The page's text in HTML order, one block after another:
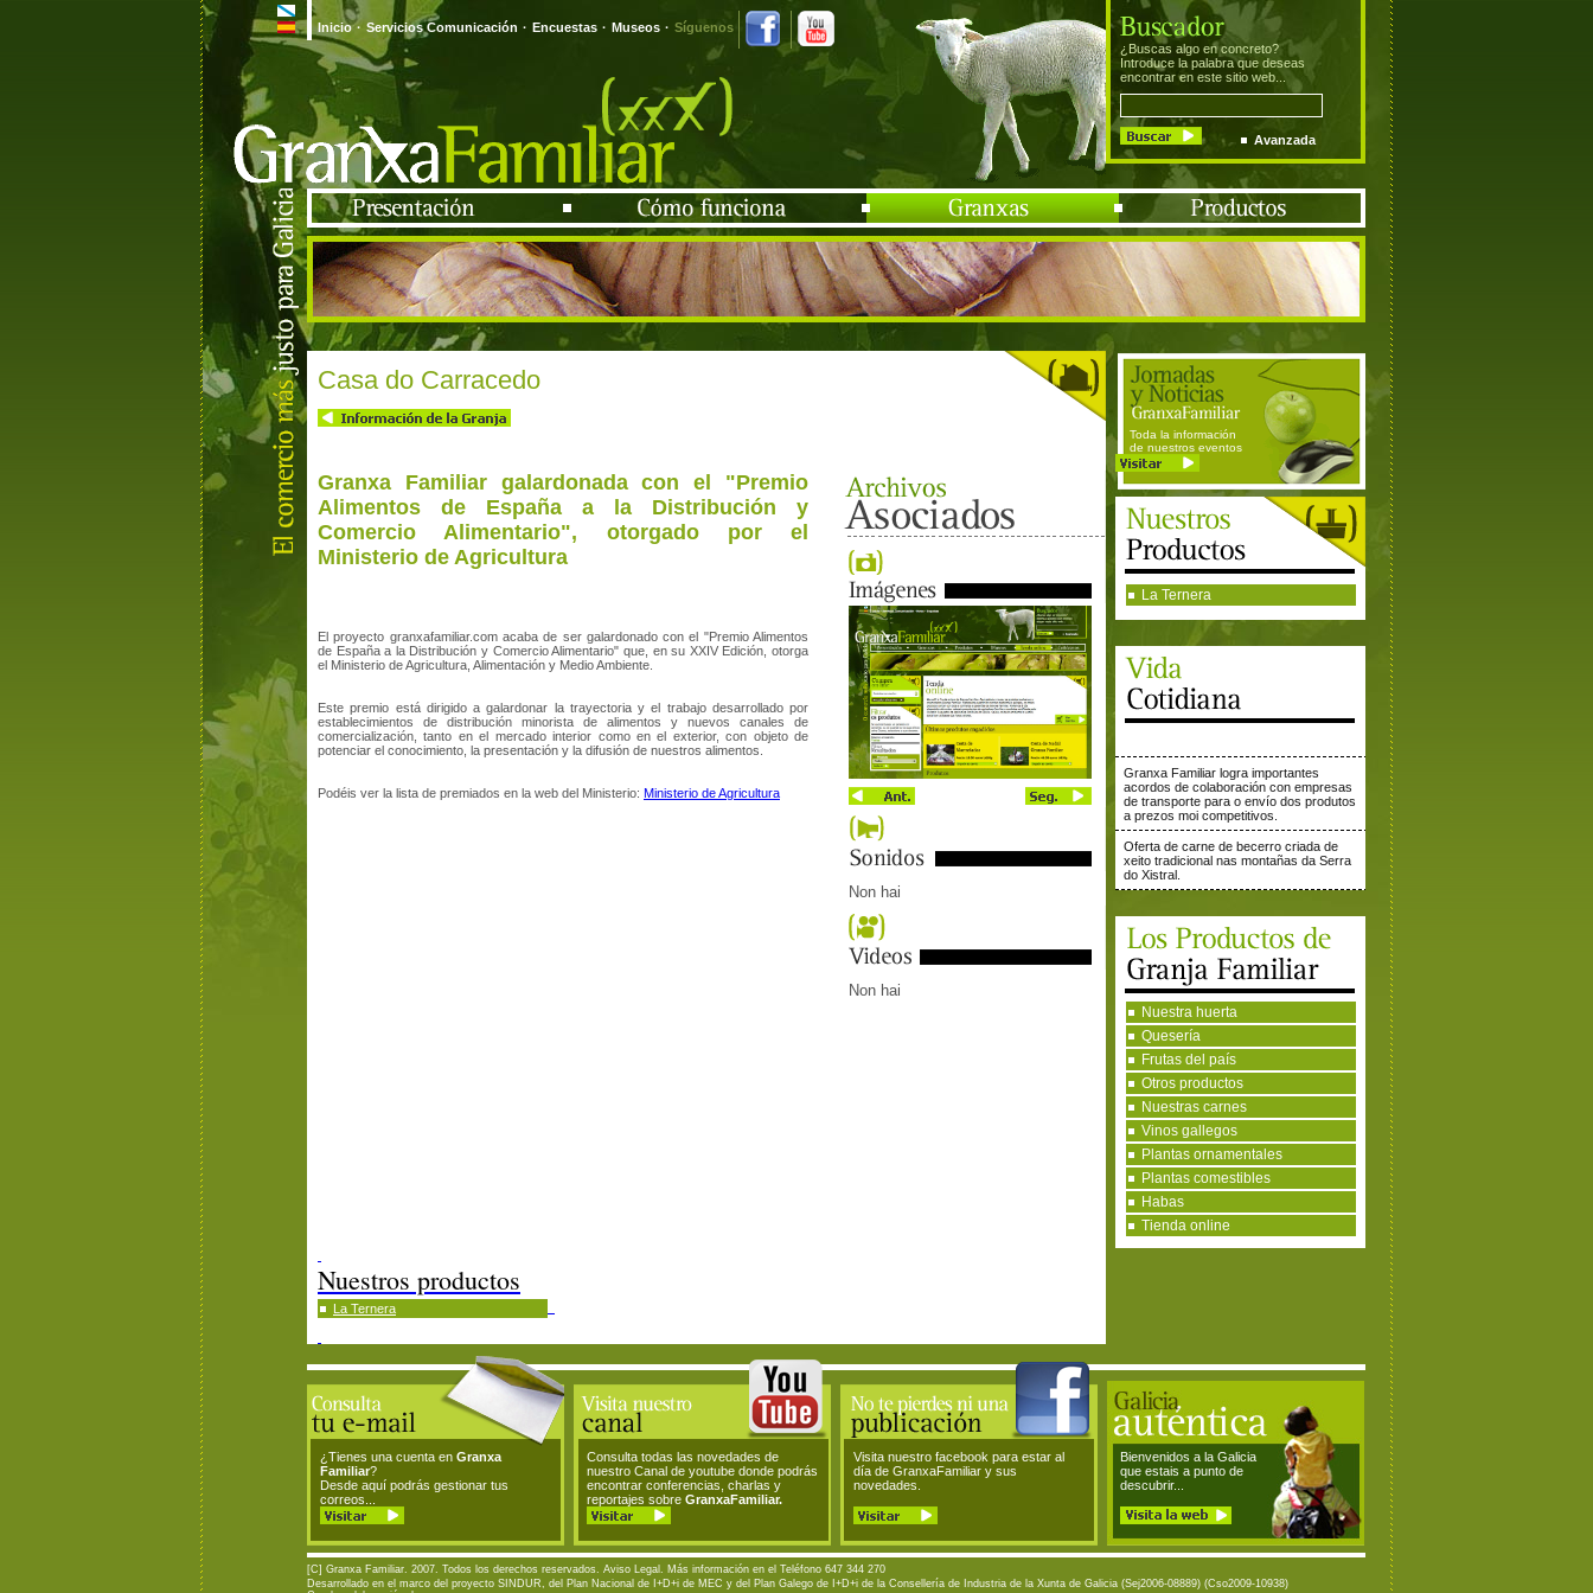
¿Buscas algo en concreto?
Introduce la palabra que deseas
encontrar en este sitio web...
Avanzada
Inicio · Servicios Comunicación · Encuestas · Museos · Síguenos
Toda la información
de nuestros eventos
La Ternera
Granxa Familiar logra importantes
acordos de colaboración con empresas
de transporte para o envío dos produtos
a prezos moi competitivos.
Oferta de carne de becerro criada de
xeito tradicional nas montañas da Serra
do Xistral.
Nuestra huerta
Quesería
Frutas del país
Otros productos
Nuestras carnes
Vinos gallegos
Plantas ornamentales
Plantas comestibles
Habas
Tienda online
Casa do Carracedo
Non hai
Non hai
Granxa Familiar galardonada con el "Premio
Alimentos de España a la Distribución y
Comercio Alimentario", otorgado por el
Ministerio de Agricultura
El proyecto granxafamiliar.com acaba de ser galardonado con el "Premio Alimentos
de España a la Distribución y Comercio Alimentario" que, en su XXIV Edición, otorga
el Ministerio de Agricultura, Alimentación y Medio Ambiente.
Este premio está dirigido a galardonar la trayectoria y el trabajo desarrollado por
establecimientos de distribución minorista de alimentos y nuevos canales de
comercialización, tanto en el mercado interior como en el exterior, con objeto de
potenciar el conocimiento, la presentación y la difusión de nuestros alimentos.
Podéis ver la lista de premiados en la web del Ministerio: Ministerio de Agricultura
Nuestros productos
La Ternera
¿Tienes una cuenta en Granxa
Familiar?
Desde aquí podrás gestionar tus
correos...
Consulta todas las novedades de
nuestro Canal de youtube donde podrás
encontrar conferencias, charlas y
reportajes sobre GranxaFamiliar.
Visita nuestro facebook para estar al
día de GranxaFamiliar y sus
novedades.
Bienvenidos a la Galicia
que estais a punto de
descubrir...
[C] Granxa Familiar. 2007. Todos los derechos reservados. Aviso Legal . Más información en el Teléfono 647 344 270
Desarrollado en el marco del proyecto SINDUR, del Plan Nacional de I+D+i de MEC y del Plan Galego de I+D+i de la Consellería de Industria de la Xunta de Galicia (Sej2006-08889) (Cso2009-10938)